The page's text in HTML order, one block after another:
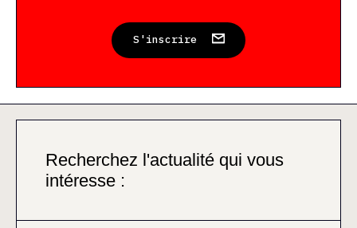
S'inscrire
Recherchez l'actualité qui vous
intéresse :